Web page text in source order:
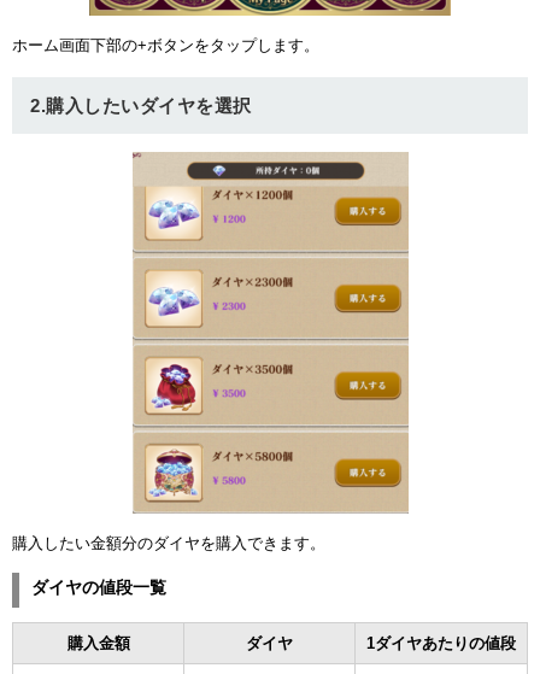
ホーム画面下部の+ボタンをタップします。
2.購入したいダイヤを選択
購入したい金額分のダイヤを購入できます。
ダイヤの値段一覧
購入金額 ダイヤ 1ダイヤあたりの値段